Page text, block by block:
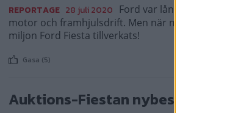
REPORTAGE 28 juli 2020 Ford var långtifrån
motor och framhjulsdrift. Men när man väl
miljon Ford Fiesta tillverkats!
Gasa (5)
Auktions-Fiestan nybesiktigad!